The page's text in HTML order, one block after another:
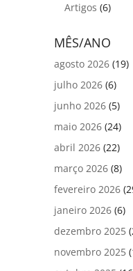
Artigos (6)
MÊS/ANO
agosto 2026 (19)
julho 2026 (6)
junho 2026 (5)
maio 2026 (24)
abril 2026 (22)
março 2026 (8)
fevereiro 2026
janeiro 2026 (6)
dezembro 2025
novembro 2025